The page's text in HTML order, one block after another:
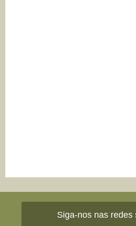
Siga-nos nas redes